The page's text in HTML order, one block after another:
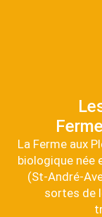
La Ferme aux
biologique née
(St-André-
sortes de